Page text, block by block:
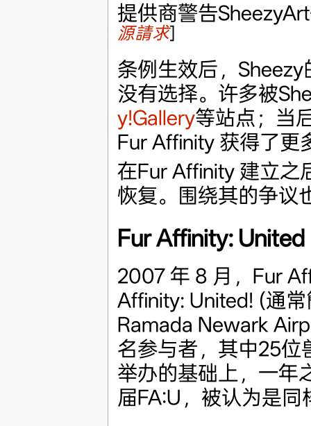
提供商警告
源請求]
条例生效后，
没有选择。许多被
y!Gallery等站点；当
Fur Affinity 获得了更
在Fur Affinity 建立之
恢复。围绕其的争议
Fur Affinity: United
2007 年 8 月，Fur
Affinity: United! (通
Ramada Newark
名参与者，其中25位
举办的基础上，一年
届FA:U，被认为是同